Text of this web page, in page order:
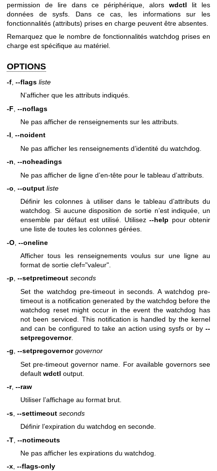
permission de lire dans ce périphérique, alors wdctl lit les
données de sysfs. Dans ce cas, les informations sur les
fonctionnalités (attributs) prises en charge peuvent être absentes.
Remarquez que le nombre de fonctionnalités watchdog prises en
charge est spécifique au matériel.
OPTIONS
-f --flags liste
N’afficher que les attributs indiqués.
-F --noflags
Ne pas afficher de renseignements sur les attributs.
-I, --noident
Ne pas afficher les renseignements d’identité du watchdog.
-n --noheadings
Ne pas afficher de ligne d’en-tête pour le tableau d’attributs.
-o --output liste
Définir les colonnes à utiliser dans le tableau d’attributs du
watchdog. Si aucune disposition de sortie n’est indiquée, un
ensemble par défaut est utilisé. Utilisez --help pour obtenir
une liste de toutes les colonnes gérées.
-O --oneline
Afficher tous les renseignements voulus sur une ligne au
format de sortie clef="valeur".
-p, --setpretimeout seconds
Set the watchdog pre-timeout in seconds. A watchdog pre-
timeout is a notification generated by the watchdog before the
watchdog reset might occur in the event the watchdog has
not been serviced. This notification is handled by the kernel
and can be configured to take an action using sysfs or by --
setpregovernor.
-g, --setpregovernor governor
Set pre-timeout governor name. For available governors see
default wdctl output.
-r, --raw
Utiliser l’affichage au format brut.
-s --settimeout seconds
Définir l’expiration du watchdog en seconde.
-T --notimeouts
Ne pas afficher les expirations du watchdog.
-x, --flags-only